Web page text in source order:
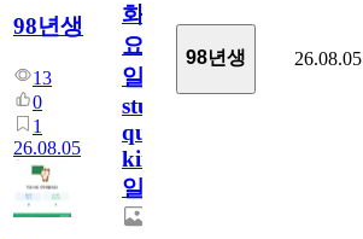
98년생
13
0
1
26.08.05
화
요
일/English
study
quiz
king777
일
98년생 26.08.05